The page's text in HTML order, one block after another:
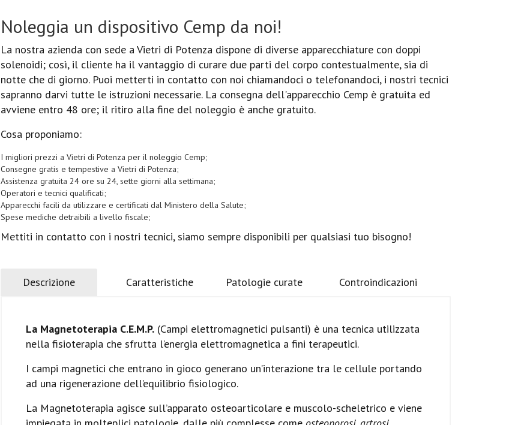
Noleggia un dispositivo Cemp da noi!
La nostra azienda con sede a Vietri di Potenza dispone di diverse apparecchiature con doppi
solenoidi; così, il cliente ha il vantaggio di curare due parti del corpo contestualmente, sia di
notte che di giorno. Puoi metterti in contatto con noi chiamandoci o telefonandoci, i nostri tecnici
sapranno darvi tutte le istruzioni necessarie. La consegna dell'apparecchio Cemp è gratuita ed
avviene entro 48 ore; il ritiro alla fine del noleggio è anche gratuito.
Cosa proponiamo:
I migliori prezzi a Vietri di Potenza per il noleggio Cemp;
Consegne gratis e tempestive a Vietri di Potenza;
Assistenza gratuita 24 ore su 24, sette giorni alla settimana;
Operatori e tecnici qualificati;
Apparecchi facili da utilizzare e certificati dal Ministero della Salute;
Spese mediche detraibili a livello fiscale;
Mettiti in contatto con i nostri tecnici, siamo sempre disponibili per qualsiasi tuo bisogno!
Descrizione Caratteristiche Patologie curate Controindicazioni
La Magnetoterapia C.E.M.P. (Campi elettromagnetici pulsanti) è una tecnica utilizzata
nella fisioterapia che sfrutta l’energia elettromagnetica a fini terapeutici.
I campi magnetici che entrano in gioco generano un’interazione tra le cellule portando
ad una rigenerazione dell’equilibrio fisiologico.
La Magnetoterapia agisce sull’apparato osteoarticolare e muscolo-scheletrico e viene